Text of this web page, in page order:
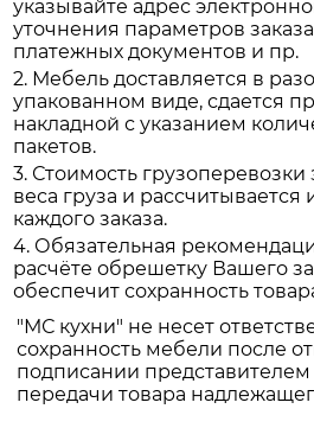
указывайте адрес
уточнения параметров
платежных документов и пр.
2. Мебель доставляется в
упакованном виде, сдается
накладной с указанием
пакетов.
3. Стоимость грузоперевозки
веса груза и рассчитывается
каждого заказа.
4. Обязательная
расчёте обрешетку Вашего
обеспечит сохранность
"МС кухни" не несет
сохранность мебели после
подписании представителем
передачи товара